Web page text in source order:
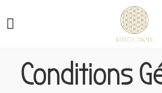
Conditions